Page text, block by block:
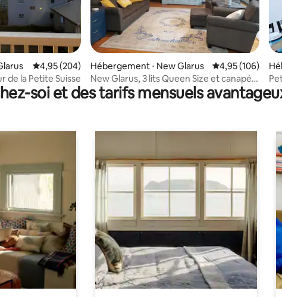
commentaires : 4,87 sur 5
Évaluation moyenne sur la base de 204 commentaires : 4,95
4,95 (204)
de la Petite Suisse
Hébergement ⋅ New Glarus Évaluation
4,95 (106)
New Glarus, 3 lits Queen Size et canapé
convertible
soi et des tarifs mensuels